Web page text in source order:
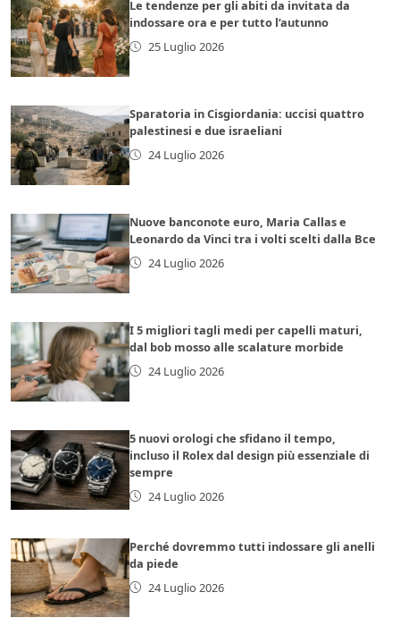
Le tendenze per gli abiti da invitata da
indossare ora e per tutto l’autunno
25 Luglio 2026
Sparatoria in Cisgiordania: uccisi quattro
palestinesi e due israeliani
24 Luglio 2026
Nuove banconote euro, Maria Callas e
Leonardo da Vinci tra i volti scelti dalla Bce
24 Luglio 2026
I 5 migliori tagli medi per capelli maturi,
dal bob mosso alle scalature morbide
24 Luglio 2026
5 nuovi orologi che sfidano il tempo,
incluso il Rolex dal design più essenziale di
sempre
24 Luglio 2026
Perché dovremmo tutti indossare gli anelli
da piede
24 Luglio 2026